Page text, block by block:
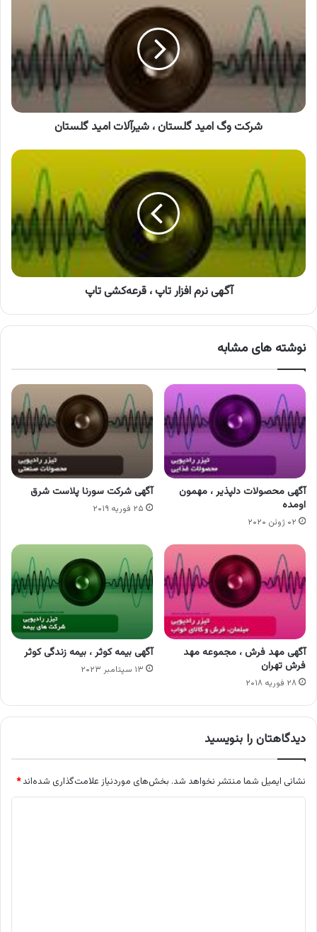
گلستان
،
شیرآلات
امید
گلستان
شرکت وگ امید گلستان ، شیرآلات امید گلستان
آگهی
تاپ
،
قرعه‌کشی
تاپ
آگهی نرم افزار تاپ ، قرعه‌کشی تاپ
نوشته های مشابه
آگهی محصولات دلپذیر ، مهمون
اومده
۰۲ ژوئن ۲۰۲۰
آگهی شرکت سورنا پلاست شرق
۲۵ فوریه ۲۰۱۹
آگهی مهد فرش ، مجموعه مهد
فرش تهران
۲۸ فوریه ۲۰۱۸
آگهی بیمه کوثر ، بیمه زندگی کوثر
۱۳ سپتامبر ۲۰۲۳
دیدگاهتان را بنویسید
نشانی ایمیل شما منتشر نخواهد شد. بخش‌های موردنیاز علامت‌گذاری شده‌اند*